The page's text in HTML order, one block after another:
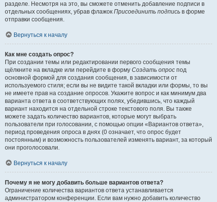
разделе. Несмотря на это, вы сможете отменить добавление подписи в
отдельных сообщениях, убрав флажок Присоединить подпись в форме
отправки сообщения.
Вернуться к началу
Как мне создать опрос?
При создании темы или редактировании первого сообщения темы
щёлкните на вкладке или перейдите в форму Создать опрос под
основной формой для создания сообщения, в зависимости от
используемого стиля; если вы не видите такой вкладки или формы, то вы
не имеете прав на создание опросов. Укажите вопрос и как минимум два
варианта ответа в соответствующих полях, убедившись, что каждый
вариант находится на отдельной строке текстового поля. Вы также
можете задать количество вариантов, которые могут выбрать
пользователи при голосовании, с помощью опции «Вариантов ответа»,
период проведения опроса в днях (0 означает, что опрос будет
постоянным) и возможность пользователей изменять вариант, за который
они проголосовали.
Вернуться к началу
Почему я не могу добавить больше вариантов ответа?
Ограничение количества вариантов ответа устанавливается
администратором конференции. Если вам нужно добавить количество